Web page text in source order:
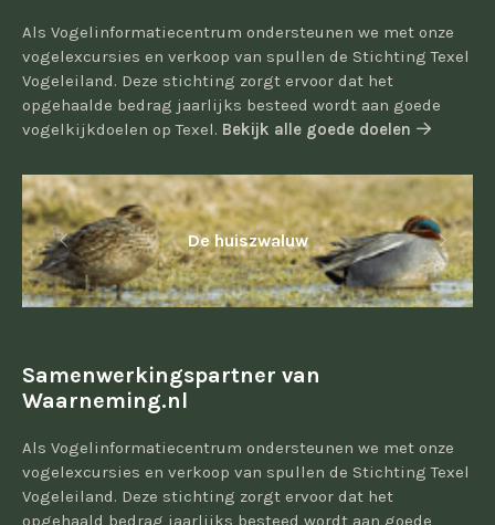
Als Vogelinformatiecentrum ondersteunen we met onze
vogelexcursies en verkoop van spullen de Stichting Texel
Vogeleiland. Deze stichting zorgt ervoor dat het
opgehaalde bedrag jaarlijks besteed wordt aan goede
vogelkijkdoelen op Texel. Bekijk alle goede doelen
De huiszwaluw
Samenwerkingspartner van
Waarneming.nl
Als Vogelinformatiecentrum ondersteunen we met onze
vogelexcursies en verkoop van spullen de Stichting Texel
Vogeleiland. Deze stichting zorgt ervoor dat het
opgehaald bedrag jaarlijks besteed wordt aan goede